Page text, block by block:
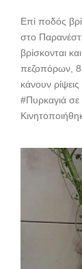
Επί ποδός
στο
βρίσκονται
πεζοπόρων,
κάνουν
#Πυρκαγιά σε